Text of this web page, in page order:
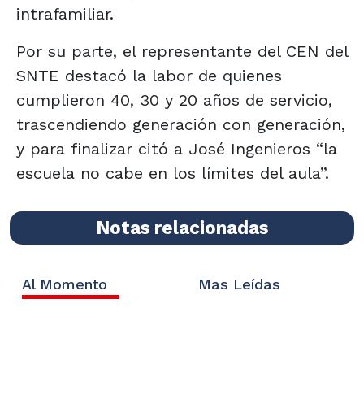
intrafamiliar.
Por su parte, el representante del CEN del
SNTE destacó la labor de quienes
cumplieron 40, 30 y 20 años de servicio,
trascendiendo generación con generación,
y para finalizar citó a José Ingenieros “la
escuela no cabe en los límites del aula”.
Notas relacionadas
Al Momento Mas Leídas